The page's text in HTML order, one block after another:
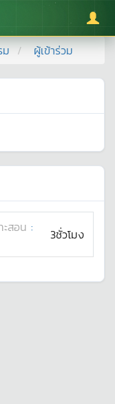
ม ผู้เข้าร่วม
สอน :
3ชั่วโมง